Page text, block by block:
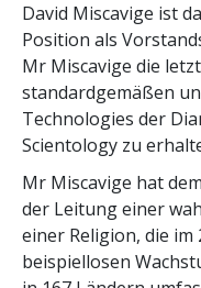
David Miscavige ist
Position als
Mr Miscavige die
standardgemäßen
Technologies der
Scientology zu
Mr Miscavige hat
der Leitung einer
einer Religion, die
beispiellosen